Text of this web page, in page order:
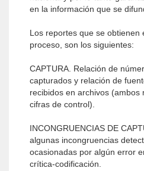
en la información que se
Los reportes que se obtienen
proceso, son los siguientes:
CAPTURA. Relación de
capturados y relación de
recibidos en archivos (ambos
cifras de control).
INCONGRUENCIAS DE
algunas incongruencias
ocasionadas por algún error
crítica-codificación.